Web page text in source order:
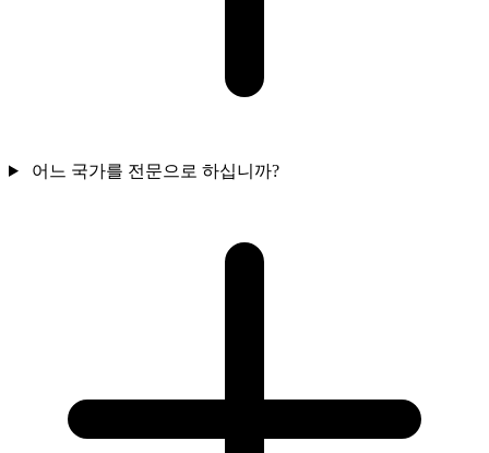
어느 국가를 전문으로 하십니까?